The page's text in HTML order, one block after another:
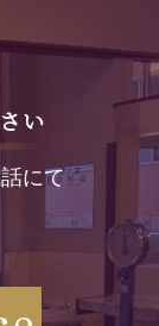
い
にて